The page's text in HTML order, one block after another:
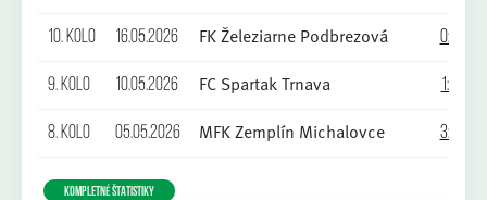
10. kolo 16.05.2026 FK Železiarne Podbrezová 0:2
9. kolo 10.05.2026 FC Spartak Trnava 1:0
8. kolo 05.05.2026 MFK Zemplín Michalovce 3:2
KOMPLETNÉ ŠTATISTIKY